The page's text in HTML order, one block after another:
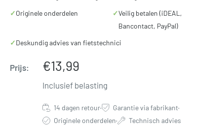
✓Originele onderdelen ✓Veilig betalen (iDEAL,
Bancontact, PayPal)
✓Deskundig advies van fietstechnici
Prijs: Verkoopprijs
€13,99
Inclusief belasting
14 dagen retour· Garantie via fabrikant·
Originele onderdelen· Technisch advies